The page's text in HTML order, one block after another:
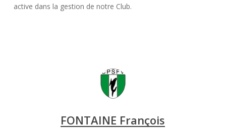
active dans la gestion de notre Club.
FONTAINE François